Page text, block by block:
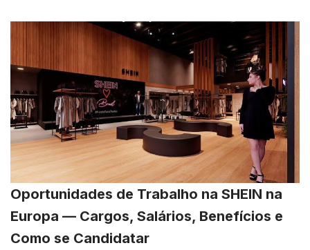
Oportunidades de Trabalho na SHEIN na
Europa — Cargos, Salários, Benefícios e
Como se Candidatar